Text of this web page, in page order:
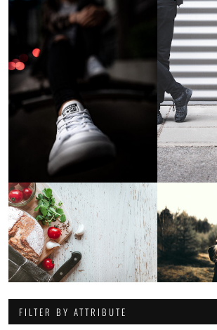
FILTER BY ATTRIBUTE